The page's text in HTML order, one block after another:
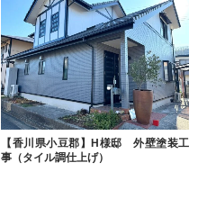
【香川県小豆郡】H様邸 外壁塗装工
事（タイル調仕上げ）